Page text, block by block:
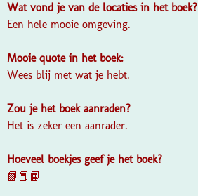
Wat vond je van de locaties in het boek?
Een hele mooie omgeving.
Mooie quote in het boek:
Wees blij met wat je hebt.
Zou je het boek aanraden?
Het is zeker een aanrader.
Hoeveel boekjes geef je het boek?
📗📕📙